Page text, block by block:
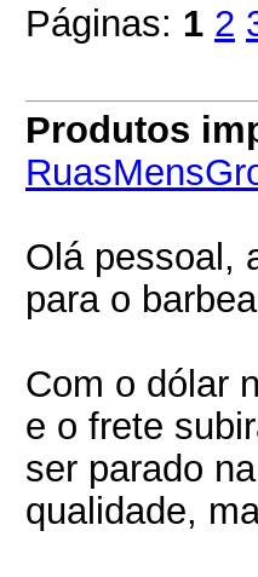
Páginas: 1 2
Produtos
Olá pessoal,
para o
Com o dólar
e o frete
ser parado
qualidade,